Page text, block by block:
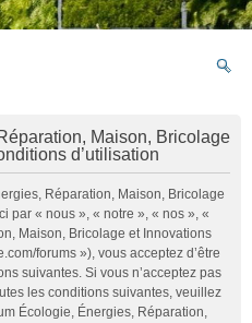
Maison, Bricolage
d’utilisation
Réparation, Maison, Bricolage
par « nous », « notre », « nos », «
Maison, Bricolage et Innovations
forums »), vous acceptez d’être
suivantes. Si vous n’acceptez pas
les conditions suivantes, veuillez
Écologie, Énergies, Réparation,